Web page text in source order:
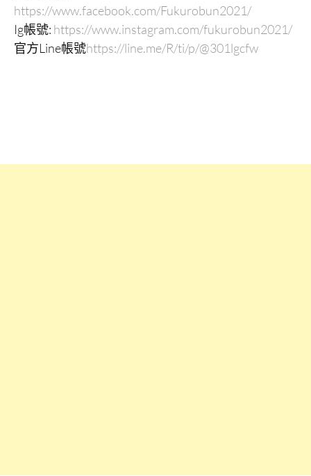
https://www.facebook.com/Fukurobun2021/
Ig帳號: https://www.instagram.com/fukurobun2021/
官方Line帳號https://line.me/R/ti/p/@301lgcfw